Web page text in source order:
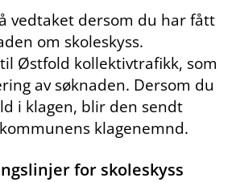
vedtaket dersom du har fått
om skoleskyss.
Østfold kollektivtrafikk, som
av søknaden. Dersom du
i klagen, blir den sendt
klagenemnd.
for skoleskyss